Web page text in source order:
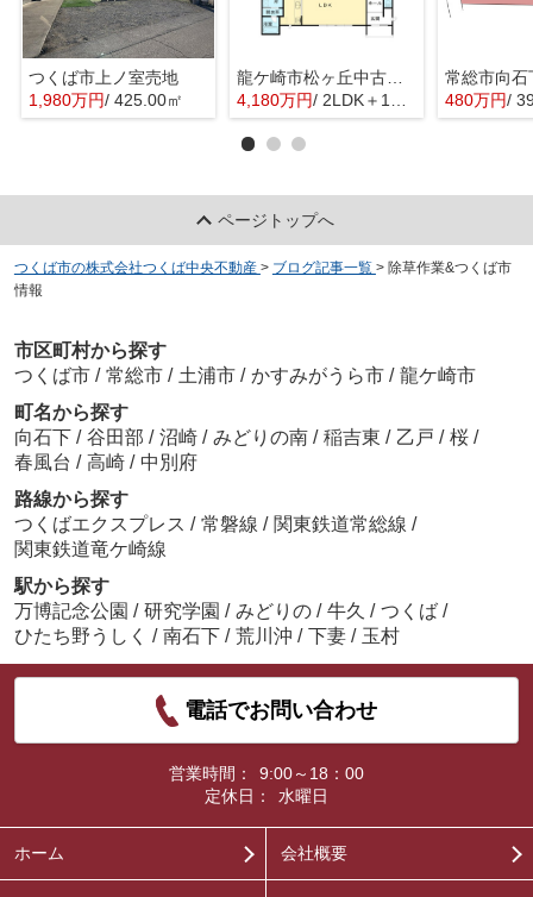
つくば市上ノ室売地
1,980万円/ 425.00㎡
龍ケ崎市松ヶ丘中古戸建
4,180万円/ 2LDK＋1S(納戸)
常総市向
480万円/
ページトップへ
つくば市の株式会社つくば中央不動産 > ブログ記事一覧 > 除草作業&つくば市
情報
市区町村から探す
つくば市 / 常総市 / 土浦市 / かすみがうら市 / 龍ケ崎市
町名から探す
向石下 / 谷田部 / 沼崎 / みどりの南 / 稲吉東 / 乙戸 / 桜 /
春風台 / 高崎 / 中別府
路線から探す
つくばエクスプレス / 常磐線 / 関東鉄道常総線 /
関東鉄道竜ケ崎線
駅から探す
万博記念公園 / 研究学園 / みどりの / 牛久 / つくば /
ひたち野うしく / 南石下 / 荒川沖 / 下妻 / 玉村
電話でお問い合わせ
営業時間：
9:00～18：00
定休日：
水曜日
ホーム 会社概要